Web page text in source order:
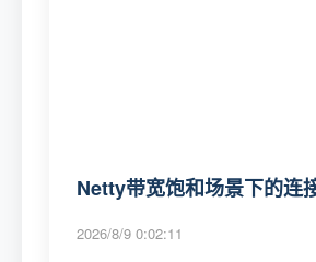
Netty带宽饱和场景下的连
2026/8/9 0:02:11